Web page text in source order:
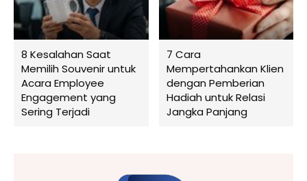
8 Kesalahan Saat
Memilih Souvenir untuk
Acara Employee
Engagement yang
Sering Terjadi
7 Cara
Mempertahankan Klien
dengan Pemberian
Hadiah untuk Relasi
Jangka Panjang